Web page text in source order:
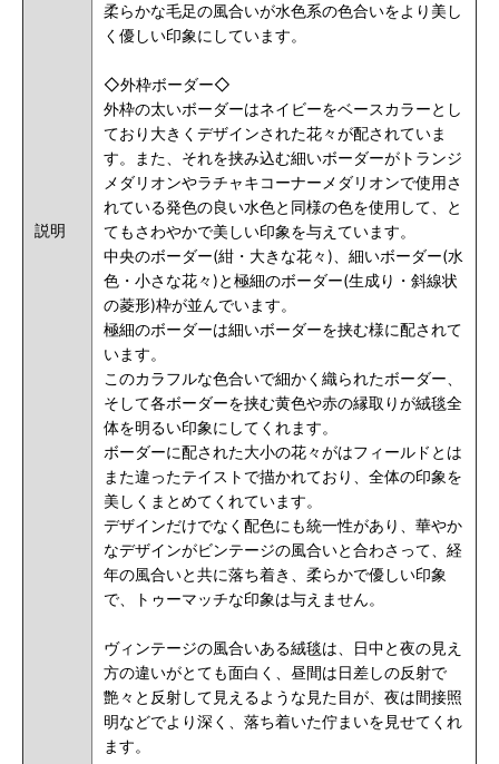
説明
柔らかな毛足の風合いが水色系の色合いをより美し
く優しい印象にしています。
◇外枠ボーダー◇
外枠の太いボーダーはネイビーをベースカラーとし
ており大きくデザインされた花々が配されていま
す。また、それを挟み込む細いボーダーがトランジ
メダリオンやラチャキコーナーメダリオンで使用さ
れている発色の良い水色と同様の色を使用して、と
てもさわやかで美しい印象を与えています。
中央のボーダー(紺・大きな花々)、細いボーダー(水
色・小さな花々)と極細のボーダー(生成り・斜線状
の菱形)枠が並んでいます。
極細のボーダーは細いボーダーを挟む様に配されて
います。
このカラフルな色合いで細かく織られたボーダー、
そして各ボーダーを挟む黄色や赤の縁取りが絨毯全
体を明るい印象にしてくれます。
ボーダーに配された大小の花々がはフィールドとは
また違ったテイストで描かれており、全体の印象を
美しくまとめてくれています。
デザインだけでなく配色にも統一性があり、華やか
なデザインがビンテージの風合いと合わさって、経
年の風合いと共に落ち着き、柔らかで優しい印象
で、トゥーマッチな印象は与えません。
ヴィンテージの風合いある絨毯は、日中と夜の見え
方の違いがとても面白く、昼間は日差しの反射で
艶々と反射して見えるような見た目が、夜は間接照
明などでより深く、落ち着いた佇まいを見せてくれ
ます。